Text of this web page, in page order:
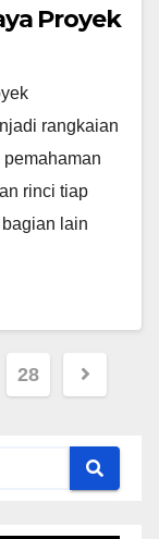
Proyek
rangkaian
rinci tiap
lain
28